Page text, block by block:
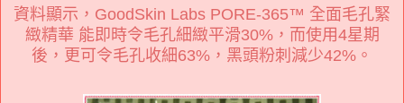
資料顯示，GoodSkin Labs PORE-365™ 全面毛孔緊
緻精華 能即時令毛孔細緻平滑30%，而使用4星期
後，更可令毛孔收細63%，黑頭粉刺減少42%。